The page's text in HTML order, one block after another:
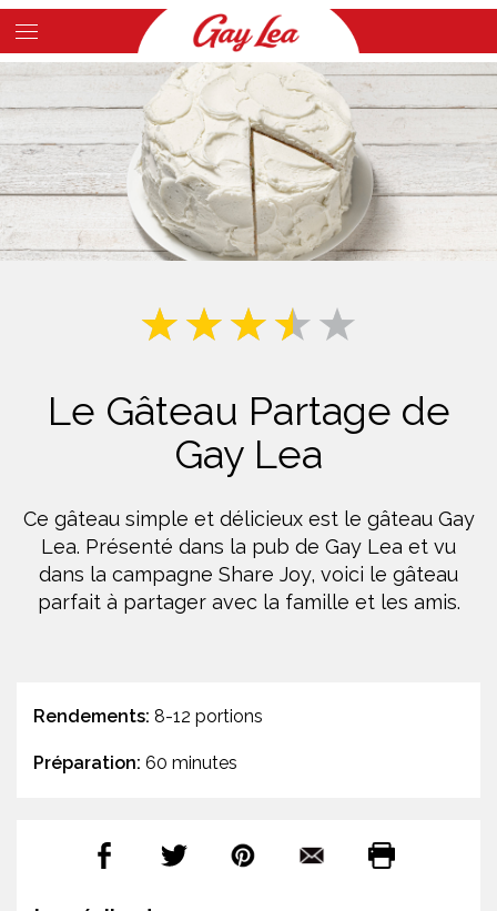
Skip
to
main
content
Main
Content
Le Gâteau Partage de
Gay Lea
Ce gâteau simple et délicieux est le gâteau Gay
Lea. Présenté dans la pub de Gay Lea et vu
dans la campagne Share Joy, voici le gâteau
parfait à partager avec la famille et les amis.
Rendements: 8-12 portions
Préparation: 60 minutes